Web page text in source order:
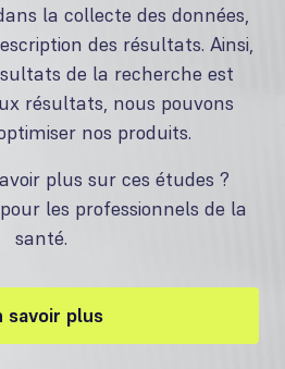
la collecte des données,
des résultats. Ainsi,
de la recherche est
résultats, nous pouvons
nos produits.
plus sur ces études ?
les professionnels de la
santé.
savoir plus